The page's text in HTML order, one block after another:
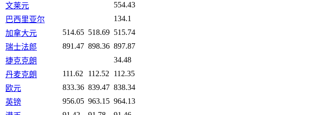
文莱元
554.43
巴西里亚尔
134.1
加拿大元
514.65 518.69 515.74
瑞士法郎
891.47 898.36 897.87
捷克克朗
34.48
丹麦克朗
111.62 112.52
112.35
欧元
833.36 839.47 838.34
英镑
956.05 963.15 964.13